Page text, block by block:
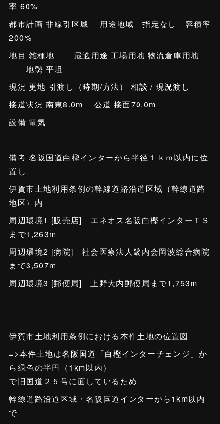
率 60%
都市計画 非線引区域 用途地域 指定なし 容積率
200%
地目 雑種地 最適用途 工場用地 物流倉庫用地
地勢 平坦
現況 更地 引渡し（時期/方法） 相談 / 現況渡し
接道状況 南東8.0m 公道 接面70.0m
設備 電気
備考 名阪国道白樫インターから半径１ｋｍ以内に位
置し、
伊賀市土地利用条例の幹線道路沿道区域（幹線道路
地区）内
周辺環境1 [販売店] エネオス名阪白樫インターＴＳ
まで1,263m
周辺環境2 [病院] 社会医療法人畿内会岡波総合病院
まで3,507m
周辺環境3 [郵便局] 上野大内郵便局まで1,753m
伊賀市土地利用条例における本件土地の位置図
=>本件土地は名阪国道「白樫インターチェンジ」か
ら緑色の半円（1km以内）
で旧国道２５号に面しているため
幹線道路沿道区域・名阪国道インターから1km以内
で